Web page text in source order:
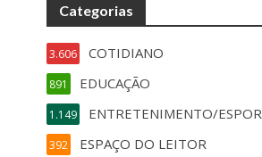
Categorias
COTIDIANO
3.606
EDUCAÇÃO
891
ENTRETENIMENTO/
1.149
ESPAÇO DO LEITOR
392